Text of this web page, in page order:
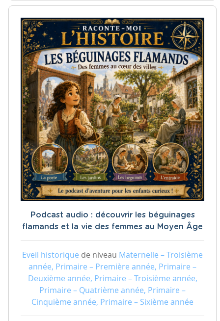
Podcast audio : découvrir les béguinages
flamands et la vie des femmes au Moyen Âge
Eveil historique de niveau Maternelle – Troisième
année, Primaire – Première année, Primaire –
Deuxième année, Primaire – Troisième année,
Primaire – Quatrième année, Primaire –
Cinquième année, Primaire – Sixième année